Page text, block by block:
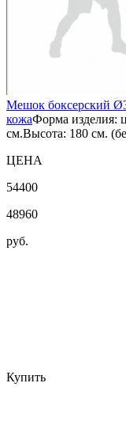
Мешок боксерский
кожаФорма изделия:
см.Высота: 180 см.
ЦЕНА
54400
48960
руб.
Купить